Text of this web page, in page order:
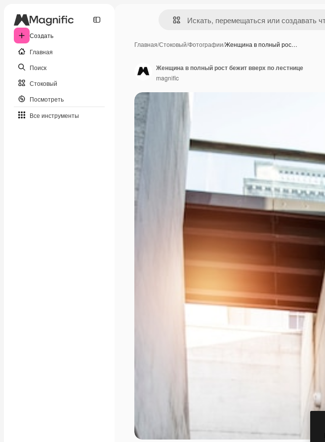
Создать
Главная
Поиск
Стоковый
Посмотреть
Все инструменты
Главная/Стоковый/Фотографии/Женщина в полный рос…
Женщина в полный рост бежит вверх по лестнице
magnific